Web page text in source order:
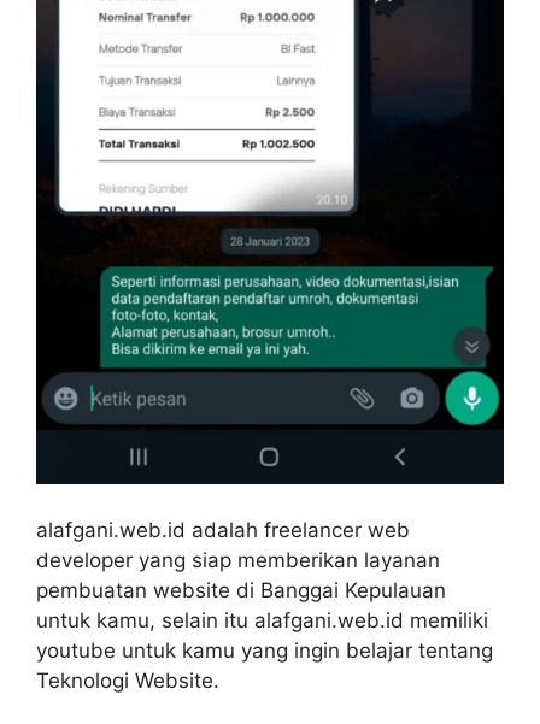
alafgani.web.id adalah freelancer web
developer yang siap memberikan layanan
pembuatan website di Banggai Kepulauan
untuk kamu, selain itu alafgani.web.id memiliki
youtube untuk kamu yang ingin belajar tentang
Teknologi Website.